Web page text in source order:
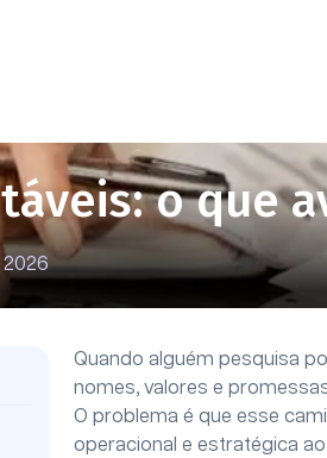
o que
2026
Quando alguém pesquisa
nomes, valores e
O problema é que esse
operacional e estratégica